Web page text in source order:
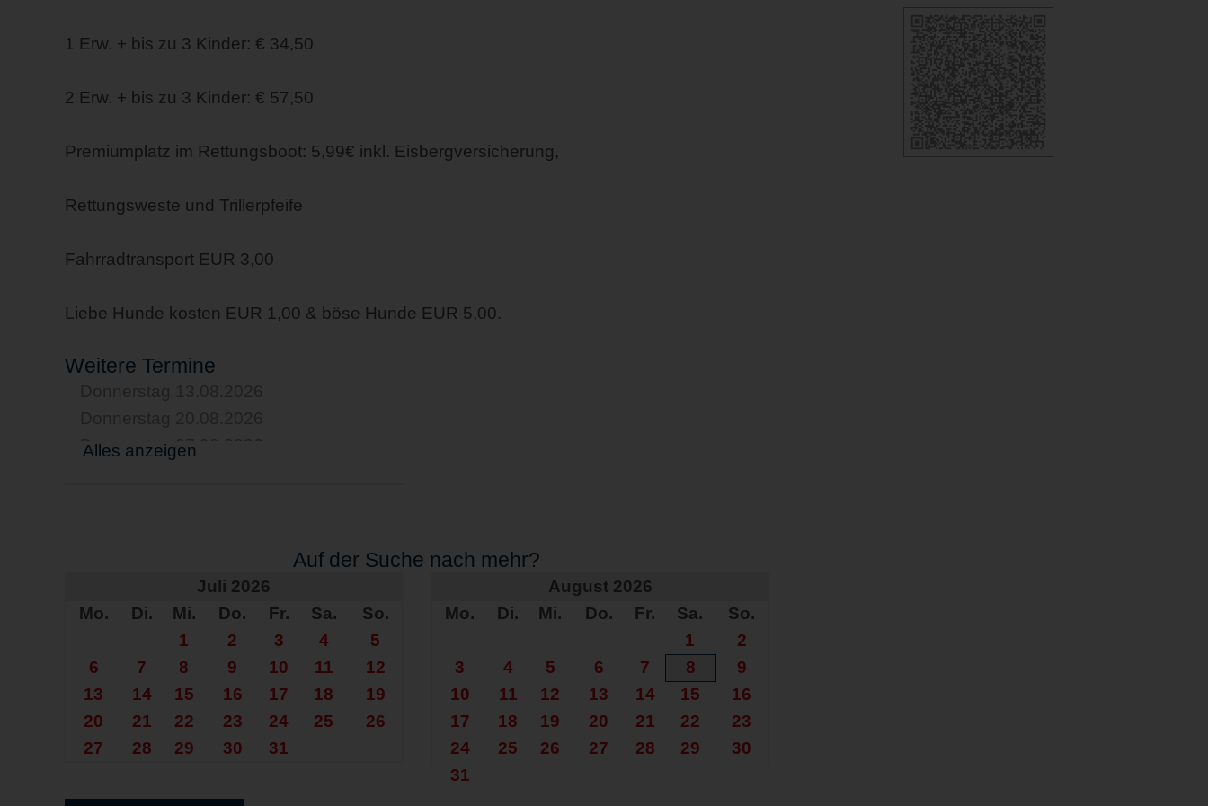
1 Erw. + bis zu 3 Kinder: € 34,50
2 Erw. + bis zu 3 Kinder: € 57,50
Premiumplatz im Rettungsboot: 5,99€ inkl. Eisbergversicherung,
Rettungsweste und Trillerpfeife
Fahrradtransport EUR 3,00
Liebe Hunde kosten EUR 1,00 & böse Hunde EUR 5,00.
Weitere Termine
Donnerstag 27.08.2026
Donnerstag 01.10.2026
Donnerstag 08.10.2026
Donnerstag 15.10.2026
Donnerstag 22.10.2026
Donnerstag 29.10.2026
Alles anzeigen
Auf der Suche nach mehr?
Juli 2026
Mo.
Di. Mi. Do. Fr. Sa.
So.
1
2 3 4
5
6
7 8 9 10 11
12
13
14 15 16 17 18
19
20
21 22 23 24 25
26
27
28 29 30 31
August 2026
Mo.
Di. Mi. Do. Fr. Sa.
So.
1
2
3
4 5 6 7 8
9
10
11 12 13 14 15
16
17
18 19 20 21 22
23
24
25 26 27 28 29
30
31